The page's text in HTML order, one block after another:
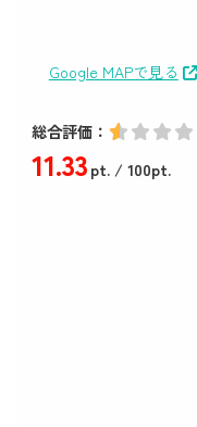
Google MAPで見る
総合評価：
11.33pt./ 100pt.